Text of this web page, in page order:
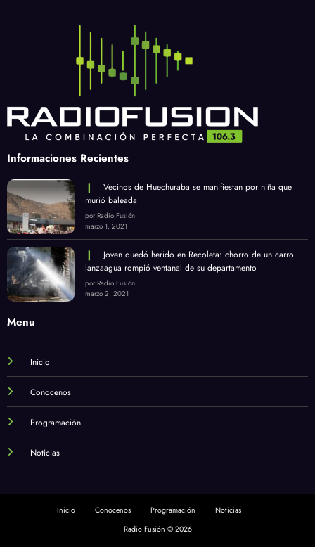
Informaciones Recientes
Vecinos de Huechuraba se manifiestan por niña que
murió baleada
por Radio Fusión
marzo 1, 2021
Joven quedó herido en Recoleta: chorro de un carro
lanzaagua rompió ventanal de su departamento
por Radio Fusión
marzo 2, 2021
Menu
Inicio
Conocenos
Programación
Noticias
Inicio Conocenos Programación
Noticias
Radio Fusión © 2026